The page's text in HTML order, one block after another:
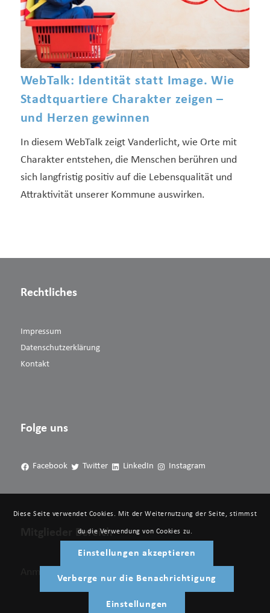
WebTalk: Identität statt Image. Wie
Stadtquartiere Charakter zeigen –
und Herzen gewinnen
In diesem WebTalk zeigt Vanderlicht, wie Orte mit
Charakter entstehen, die Menschen berühren und
sich langfristig positiv auf die Lebensqualität und
Attraktivität unserer Kommune auswirken.
Rechtliches
Impressum
Datenschutzerklärung
Kontakt
Folge uns
Facebook Twitter LinkedIn Instagram
Mitglieder Bereich
Diese Seite verwendet Cookies. Mit der Weiternutzung der Seite, stimmst
du die Verwendung von Cookies zu.
Einstellungen akzeptieren
Verberge nur die Benachrichtigung
Einstellungen